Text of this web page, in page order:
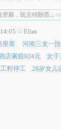
这分明是大闹... >>
斯，民主特朗普... >>
这分明是大闹... >>
计一个村子也行呀，
Elias
里斯
河南三支一
店索赔924元
女子
程停工
26岁女儿